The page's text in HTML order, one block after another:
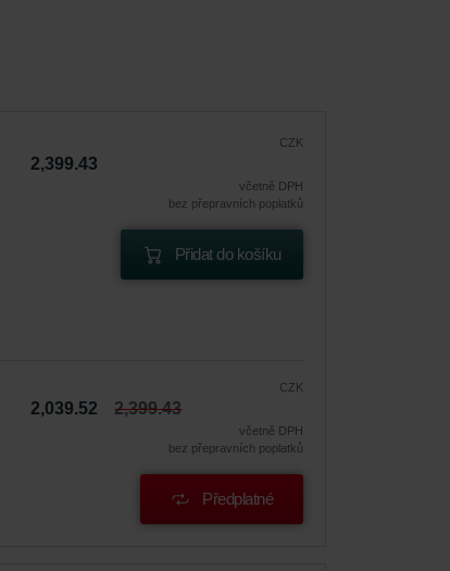
CZK
2,399.43
včetně DPH
bez přepravních poplatků
Přidat do košíku
CZK
2,039.52 2,399.43
včetně DPH
bez přepravních poplatků
Předplatné